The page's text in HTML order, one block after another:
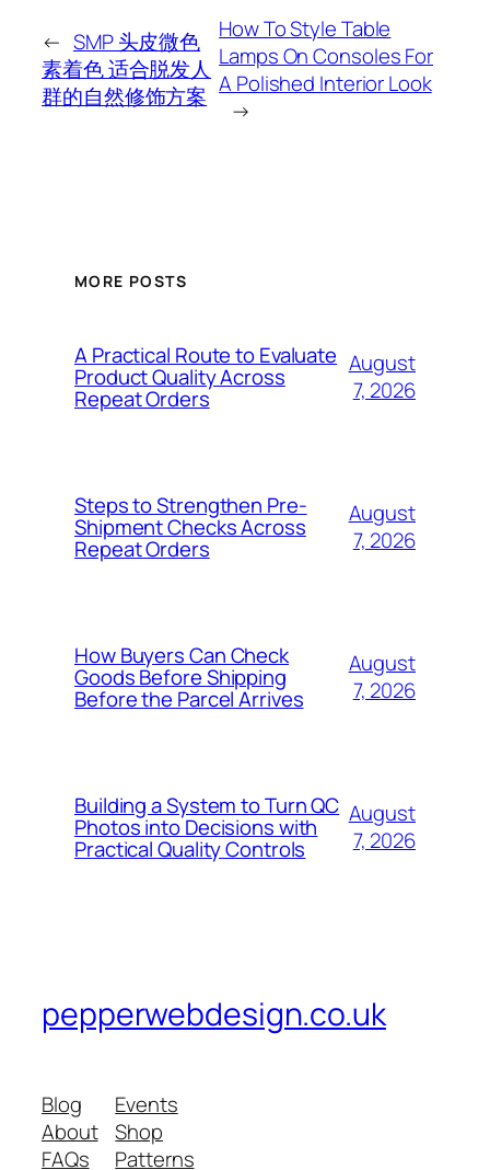
← SMP 头皮微色
素着色 适合脱发人
群的自然修饰方案
How To Style Table
Lamps On Consoles For
A Polished Interior Look
→
MORE POSTS
A Practical Route to Evaluate
Product Quality Across
Repeat Orders
August
7, 2026
Steps to Strengthen Pre-
Shipment Checks Across
Repeat Orders
August
7, 2026
How Buyers Can Check
Goods Before Shipping
Before the Parcel Arrives
August
7, 2026
Building a System to Turn QC
Photos into Decisions with
Practical Quality Controls
August
7, 2026
pepperwebdesign.co.uk
Blog
About
FAQs
Events
Shop
Patterns